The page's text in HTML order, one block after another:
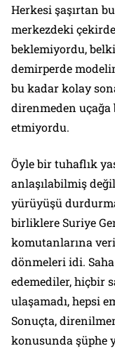
Herkesi şaşırtan
merkezdeki
beklemiyordu,
demirperde
bu kadar kolay
direnmeden
etmiyordu.
Öyle bir tuhaflık
anlaşılabilmiş
yürüyüşü
birliklere Suriye
komutanlarına
dönmeleri idi.
edemediler, hiçbir
ulaşamadı, hepsi
Sonuçta,
konusunda şüphe